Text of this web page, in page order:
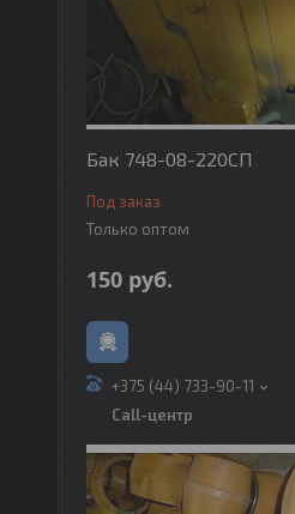
Бак 748-08-220СП
Под заказ
Только оптом
150 руб.
+375 (44) 733-90-11
Call-центр